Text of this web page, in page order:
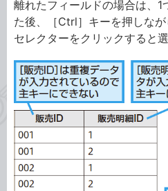
離れたフィールドの場合は、1
た後、［Ctrl］キーを押しな
セレクターをクリックすると選